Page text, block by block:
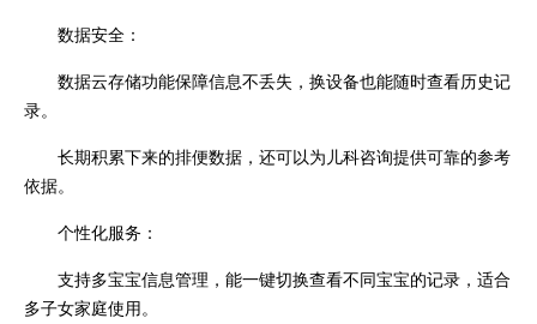
数据安全：
数据云存储功能保障信息不丢失，换设备也能随时查看历史记
录。
长期积累下来的排便数据，还可以为儿科咨询提供可靠的参考
依据。
个性化服务：
支持多宝宝信息管理，能一键切换查看不同宝宝的记录，适合
多子女家庭使用。